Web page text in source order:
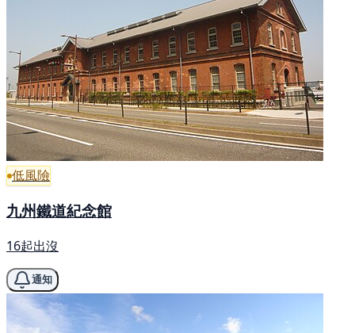
低風險
九州鐵道紀念館
16起出沒
通知